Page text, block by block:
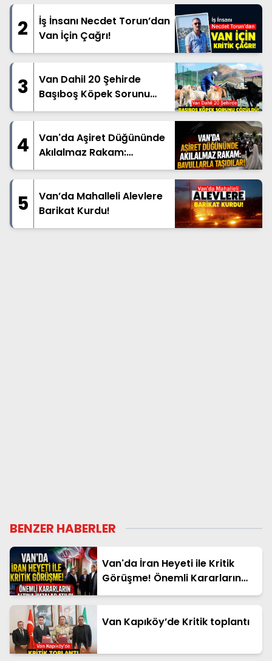
2
İş İnsanı Necdet Torun’dan
Van İçin Çağrı!
3
Van Dahil 20 Şehirde
Başıboş Köpek Sorunu
Çözüldü!
4
Van'da Aşiret Düğününde
Akılalmaz Rakam:
Bavullarla Taşıdılar!
5
Van’da Mahalleli Alevlere
Barikat Kurdu!
BENZER HABERLER
Van'da İran Heyeti ile Kritik
Görüşme! Önemli Kararların
Altına İmzalar Atıldı
Van Kapıköy’de Kritik toplantı